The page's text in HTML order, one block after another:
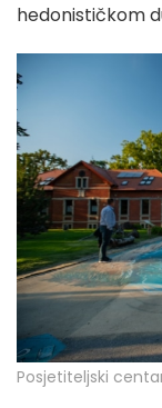
hedonističkom
Posjetiteljski